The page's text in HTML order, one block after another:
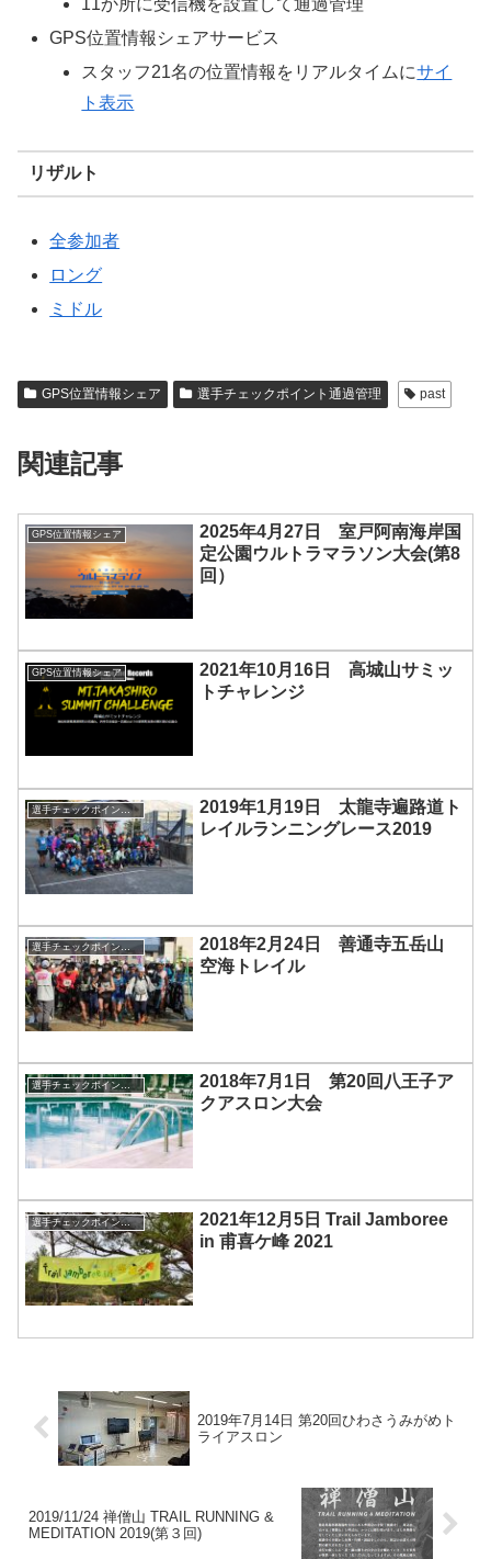
GPS位置情報シェアサービス
スタッフ21名の位置情報をリアルタイムにサイ
ト表示
リザルト
全参加者
ロング
ミドル
GPS位置情報シェア 選手チェックポイント通過管理 past
関連記事
GPS位置情報シェア
2025年4月27日 室戸阿南海岸国
定公園ウルトラマラソン大会(第8
回）
GPS位置情報シェア
2021年10月16日 高城山サミッ
トチャレンジ
選手チェックポイント通過管理
2019年1月19日 太龍寺遍路道ト
レイルランニングレース2019
選手チェックポイント通過管理
2018年2月24日 善通寺五岳山
空海トレイル
2018年7月1日 第20回八王子ア
クアスロン大会
選手チェックポイント通過管理
2021年12月5日 Trail Jamboree
in 甫喜ケ峰 2021
2019年7月14日 第20回ひわさうみがめト
ライアスロン
2019/11/24 禅僧山 TRAIL RUNNING &
MEDITATION 2019(第３回)